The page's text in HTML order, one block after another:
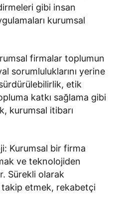
gibi insan
kurumsal
firmalar toplumun
sorumluluklarını yerine
etik
katkı sağlama gibi
kurumsal itibarı
Kurumsal bir firma
ve teknolojiden
Sürekli olarak
etmek, rekabetçi